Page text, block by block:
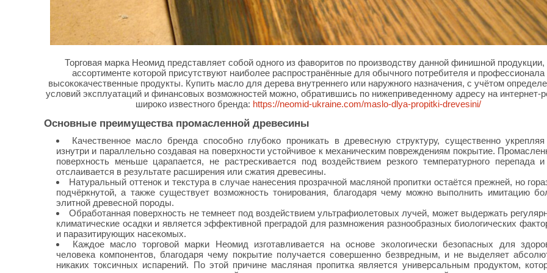
Торговая марка Неомид представляет собой одного из фаворитов по производству данной финишной продукции,
ассортименте которой присутствуют наиболее распространённые для обычного потребителя и профессионала
высококачественные продукты. Купить масло для дерева внутреннего или наружного назначения, с учётом
условий эксплуатаций и финансовых возможностей можно, обратившись по нижеприведенному адресу на интернет-
широко известного бренда: https://neomid-ukraine.com/maslo-dlya-propitki-drevesini/
Основные преимущества промасленной древесины
Качественное масло бренда способно глубоко проникать в древесную структуру, существенно
изнутри и параллельно создавая на поверхности устойчивое к механическим повреждениям покрытие.
поверхность меньше царапается, не растрескивается под воздействием резкого температурного перепада
отслаивается в результате расширения или сжатия древесины.
Натуральный оттенок и текстура в случае нанесения прозрачной масляной пропитки остаётся прежней, но
подчёркнутой, а также существует возможность тонирования, благодаря чему можно выполнить имитацию
элитной древесной породы.
Обработанная поверхность не темнеет под воздействием ультрафиолетовых лучей, может выдержать
климатические осадки и является эффективной преградой для размножения разнообразных биологических
и паразитирующих насекомых.
Каждое масло торговой марки Неомид изготавливается на основе экологически безопасных для
человека компонентов, благодаря чему покрытие получается совершенно безвредным, и не выделяет
никаких токсичных испарений. По этой причине масляная пропитка является универсальным продуктом,